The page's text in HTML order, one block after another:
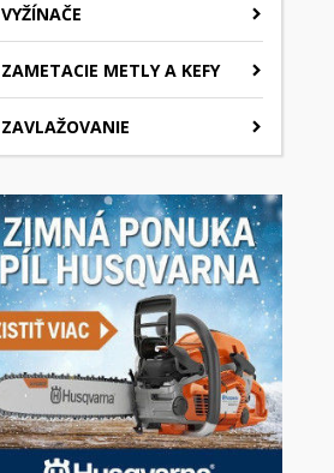
VYŽÍNAČE
ZAMETACIE METLY A KEFY
ZAVLAŽOVANIE